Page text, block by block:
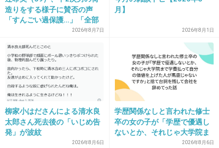
あと20センチ前に出てたら、完全に○んでるわこれ。
-0
35. 匿名2018/10/26(金) 10:54:50
電車止めたか…賠償金払う為に
必死に働けよ
無免で事故とか馬鹿の極み
怪我人がいなかっただけ救い
造りをする様子に賛否の声
「すんごい過保護…」「全部
ママが準備してくれるんだ」
2026年8月7日
月】
2026年8月1日
柳家小はださんによる清水良
太郎さん死去後の「いじめ告
発」が波紋
2026年8月6日
学歴関係なしと言われた修士
卒の女の子が「学歴で優遇し
ないとか、それじゃ大学院ま
で学費払って自分の価値を上
2026年8月6日